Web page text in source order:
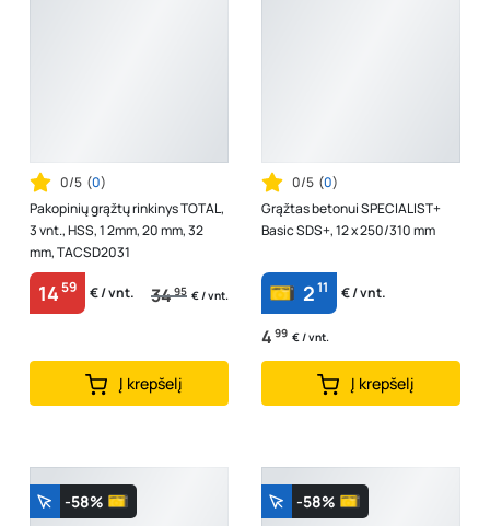
0/5 (0)
Pakopinių grąžtų rinkinys TOTAL,
3 vnt., HSS, 1 2mm, 20 mm, 32
mm, TACSD2031
1459 € / vnt. 3495 € / vnt.
Į krepšelį
0/5 (0)
Grąžtas betonui SPECIALIST+
Basic SDS+, 12 x 250/310 mm
211 € / vnt.
4 99 € / vnt.
Į krepšelį
-58% -58%